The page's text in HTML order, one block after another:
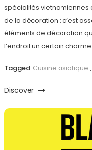
spécialités vietnamiennes
de la décoration : c’est
éléments de décoration
l’endroit un certain
Tagged Cuisine asiatique ,
Discover